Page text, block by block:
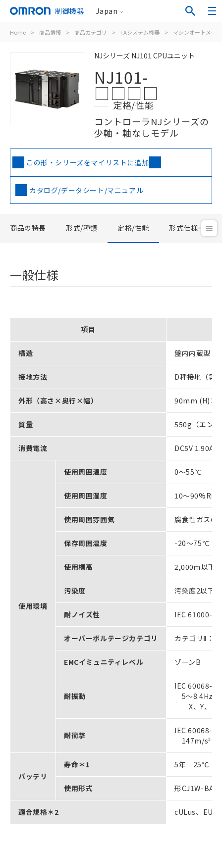
制御機器 Japan
Home > 商品情報 > 商品カテゴリ > FAシステム機器 > マシンオートメー
NJシリーズ NJ101 CPUユニット
NJ101-
□□□□
定格/性能
コントローラNJシリーズの
少軸・軸なしモデル
この形・シリーズをマイリストに追加
カタログ/データシート/マニュアル
商品の特長 形式/種類 定格/性能 形式仕様一覧
一般仕様
項目
構造 盤内内蔵型
接地方法 D種接地（第
外形（高さ×奥行×幅） 90mm
質量 550g（エン
消費電流 DC5V 1.90A
使用環境
使用周囲温度 0～55℃
使用周囲湿度 10～90%RH
使用周囲雰囲気 腐食性ガスの
保存周囲温度 -20～75℃（
使用標高 2,000ｍ以下
汚染度 汚染度2以下
耐ノイズ性 IEC 61000-
オーバーボルテージカテゴリ カテゴリⅡ：
EMCイミュニティレベル ゾーンB
耐振動
IEC 60068-2-
5～8.4Hz
X、Y、Z各
耐衝撃
IEC 60068-2-
147m/s2
バッテリ
寿命＊1 5年 25℃
使用形式 形CJ1W-
適合規格＊2 cULus、EU、